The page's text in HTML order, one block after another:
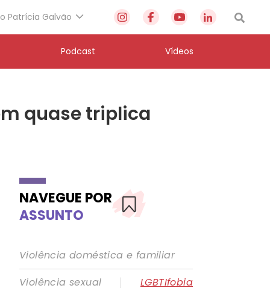
Patrícia Galvão
Podcast Vídeos
quase triplica
NAVEGUE POR
ASSUNTO
Violência doméstica e familiar
Violência sexual
|
LGBTIfobia